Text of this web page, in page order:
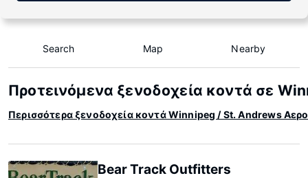
Search Map Nearby
Προτεινόμενα ξενοδοχεία κοντά σε
Περισσότερα ξενοδοχεία κοντά Winnipeg / St. Andrews
Bear Track Outfitters